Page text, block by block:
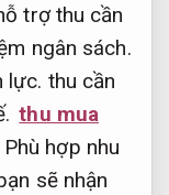
trợ thu cần
ngân sách.
lực. thu cần
thu mua
Phù hợp nhu
sẽ nhận